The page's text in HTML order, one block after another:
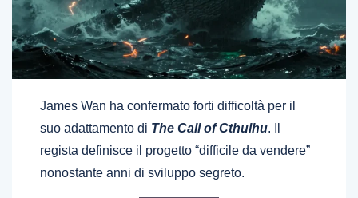
James Wan ha confermato forti difficoltà per il
suo adattamento di The Call of Cthulhu. Il
regista definisce il progetto “difficile da vendere”
nonostante anni di sviluppo segreto.